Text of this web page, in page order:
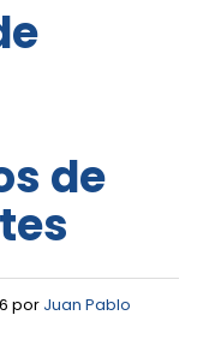
de
por Juan Pablo